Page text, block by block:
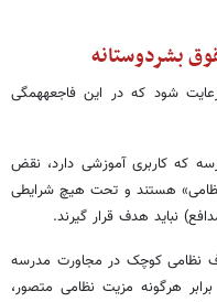
شود که در این فاجعههمگی
که کاربری آموزشی دارد، نقض
هستند و تحت هیچ شرایطی
نباید هدف قرار گیرند.
کوچک در مجاورت مدرسه
۱۶۸ دانش‌آموز در برابر هرگونه مزیت نظامی متصور،